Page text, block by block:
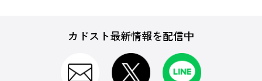
カドスト最新情報を配信中